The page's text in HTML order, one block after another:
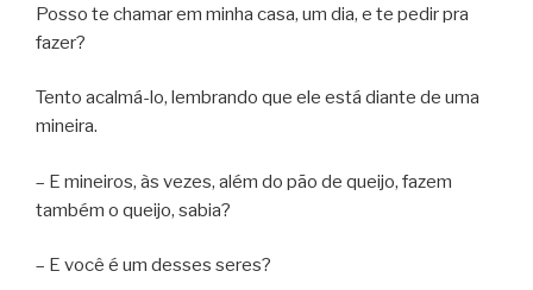
Posso te chamar em minha casa, um dia, e te pedir pra
fazer?
Tento acalmá-lo, lembrando que ele está diante de uma
mineira.
– E mineiros, às vezes, além do pão de queijo, fazem
também o queijo, sabia?
– E você é um desses seres?